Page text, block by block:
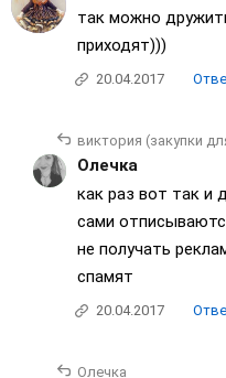
так можно
приходят)))
20.04.2017
виктория (закупки
Олечка
как раз вот так и
сами
не получать
спамят
20.04.2017
Олечка